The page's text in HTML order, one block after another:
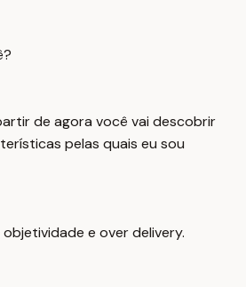
de agora você vai descobrir
pelas quais eu sou
e over delivery.